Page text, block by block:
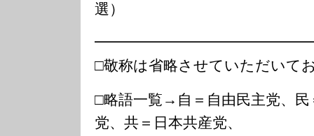
選）
□敬称は省略させていただいて
□略語一覧→自＝自由民主党、民
党、共＝日本共産党、